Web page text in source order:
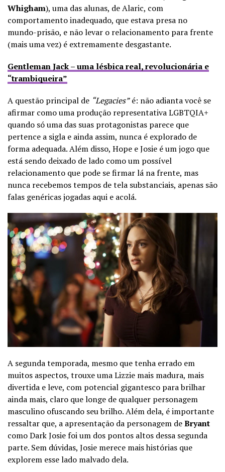
Whigham), uma das alunas, de Alaric, com
comportamento inadequado, que estava presa no
mundo-prisão, e não levar o relacionamento para frente
(mais uma vez) é extremamente desgastante.
Gentleman Jack – uma lésbica real, revolucionária e
“trambiqueira”
A questão principal de “Legacies”é: não adianta você se
afirmar como uma produção representativa LGBTQIA+
quando só uma das suas protagonistas parece que
pertence a sigla e ainda assim, nunca é explorado de
forma adequada. Além disso, Hope e Josie é um jogo que
está sendo deixado de lado como um possível
relacionamento que pode se firmar lá na frente, mas
nunca recebemos tempos de tela substanciais, apenas são
falas genéricas jogadas aqui e acolá.
A segunda temporada, mesmo que tenha errado em
muitos aspectos, trouxe uma Lizzie mais madura, mais
divertida e leve, com potencial gigantesco para brilhar
ainda mais, claro que longe de qualquer personagem
masculino ofuscando seu brilho. Além dela, é importante
ressaltar que, a apresentação da personagem deBryant
como Dark Josie foi um dos pontos altos dessa segunda
parte. Sem dúvidas, Josie merece mais histórias que
explorem esse lado malvado dela.